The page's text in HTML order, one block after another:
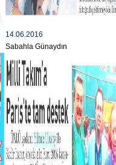
14.06.2016
Sabahla Günaydın